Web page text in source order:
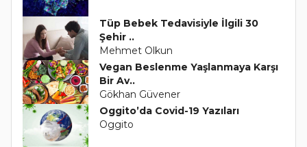
Tüp Bebek Tedavisiyle İlgili 30
Şehir ..
Mehmet Olkun
Vegan Beslenme Yaşlanmaya Karşı
Bir Av..
Gökhan Güvener
Oggito’da Covid-19 Yazıları
Oggito